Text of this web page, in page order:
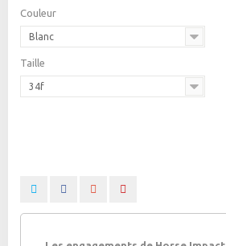
Couleur
Blanc
Taille
34f